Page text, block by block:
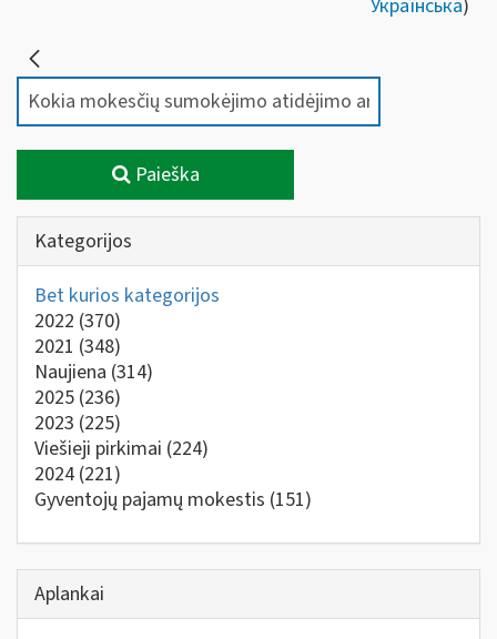
Українська)
Paieška
Kategorijos
Bet kurios kategorijos
2022 (370)
2021 (348)
Naujiena (314)
2025 (236)
2023 (225)
Viešieji pirkimai (224)
2024 (221)
Gyventojų pajamų mokestis (151)
Aplankai